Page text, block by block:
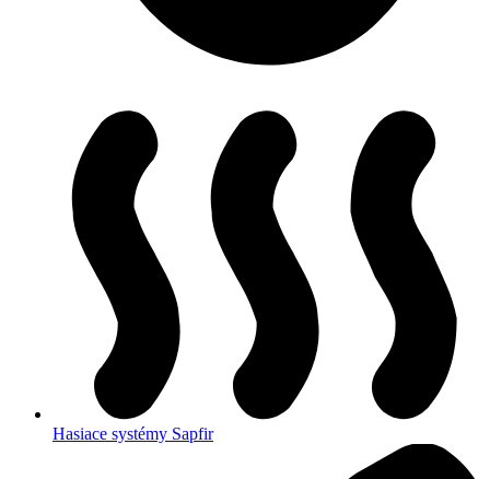
Hasiace systémy Sapfir